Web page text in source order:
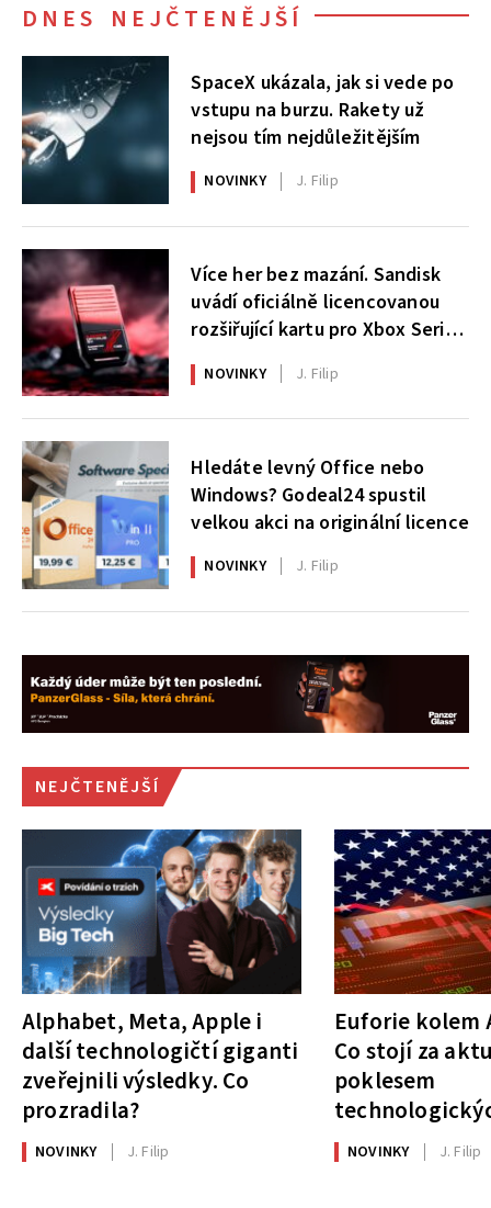
DNES NEJČTENĚJŠÍ
SpaceX ukázala, jak si vede po
vstupu na burzu. Rakety už
nejsou tím nejdůležitějším
NOVINKY J. Filip
Více her bez mazání. Sandisk
uvádí oficiálně licencovanou
rozšiřující kartu pro Xbox Series
X|S
NOVINKY J. Filip
Hledáte levný Office nebo
Windows? Godeal24 spustil
velkou akci na originální licence
NOVINKY J. Filip
NEJČTENĚJŠÍ
Alphabet, Meta, Apple i
další technologičtí giganti
zveřejnili výsledky. Co
prozradila?
NOVINKY J. Filip
Euforie kolem
Co stojí za
poklesem
NOVINKY J. Filip